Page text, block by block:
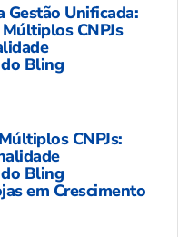
Gestão Unificada:
CNPJs
Bling
CNPJs:
Bling
em Crescimento